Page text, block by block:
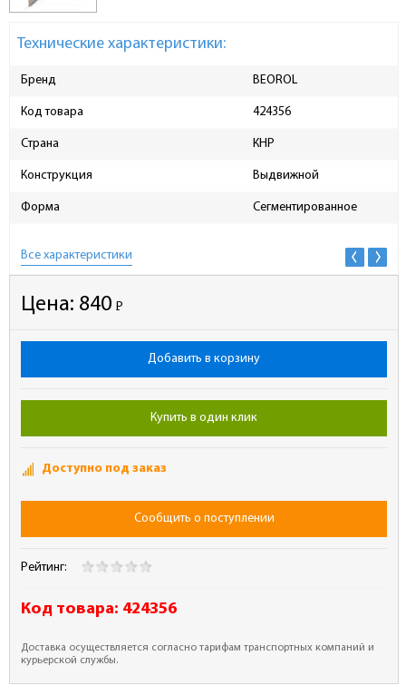
Технические характеристики:
Бренд BEOROL
Код товара 424356
Страна КНР
Конструкция Выдвижной
Форма Сегментированное
Все характеристики
Цена: 840 Р
-
Добавить в корзину
Купить в один клик
Доступно под заказ
Сообщить о поступлении
Рейтинг:
Код товара: 424356
Доставка осуществляется согласно тарифам транспортных компаний и
курьерской службы.